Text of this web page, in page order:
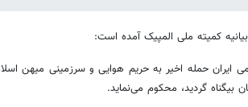
کمیته ملی المپیک آمده است:
ایران حمله اخیر به حریم هوایی و سرزمینی میهن
بیگناه گردید، محکوم می‌نماید.